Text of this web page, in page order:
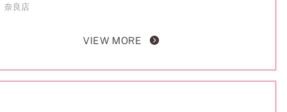
奈良店
VIEW MORE